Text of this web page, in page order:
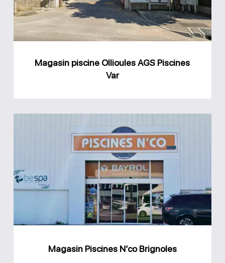
Piscines
Var
Magasin piscine Ollioules AGS Piscines
Var
Piscines
N’co
Brignoles
Magasin Piscines N’co Brignoles